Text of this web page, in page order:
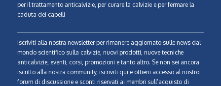
per il trattamento anticalvizie, per curare la calvizie e per fermare la
caduta dei capelli
Iscriviti alla nostra newsletter per rimanere aggiornato sulle news dal
mondo scientifico sulla calvizie, nuovi prodotti, nuove tecniche
anticalvizie, eventi, corsi, promozioni e tanto altro. Se non sei ancora
iscritto alla nostra community, iscriviti qui e ottieni accesso al nostro
forum di discussione e sconti riservati ai membri sull’acquisto di